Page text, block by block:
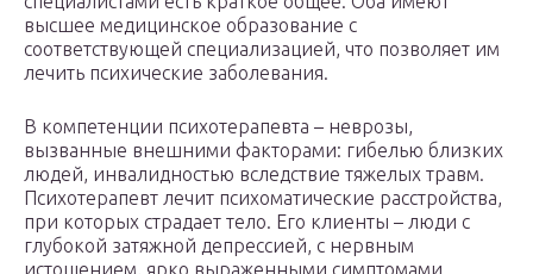
высшее медицинское образование с
соответствующей специализацией, что позволяет им
лечить психические заболевания.
В компетенции психотерапевта – неврозы,
вызванные внешними факторами: гибелью близких
людей, инвалидностью вследствие тяжелых травм.
Психотерапевт лечит психоматические расстройства,
при которых страдает тело. Его клиенты – люди с
глубокой затяжной депрессией, с нервным
истощением, ярко выраженными симптомами